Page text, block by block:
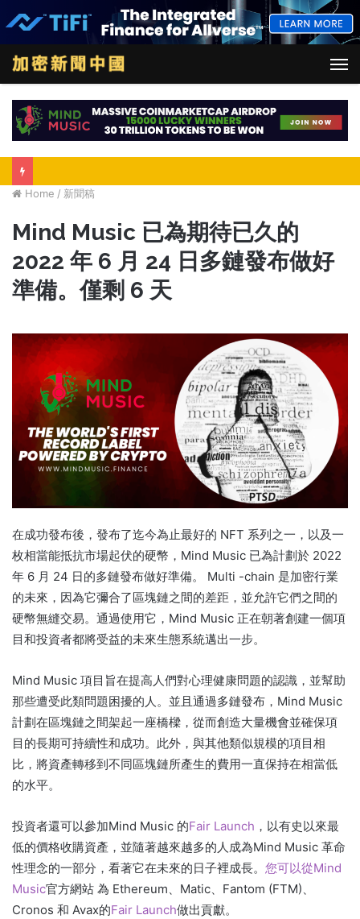
Home / 新聞稿
Mind Music 已為期待已久的
2022 年 6 月 24 日多鏈發布做好
準備。僅剩 6 天
在成功發布後，發布了迄今為止最好的 NFT 系列之一，以及一
枚相當能抵抗市場起伏的硬幣，Mind Music 已為計劃於 2022
年 6 月 24 日的多鏈發布做好準備。 Multi -chain 是加密行業
的未來，因為它彌合了區塊鏈之間的差距，並允許它們之間的
硬幣無縫交易。 通過使用它，Mind Music 正在朝著創建一個項
目和投資者都將受益的未來生態系統邁出一步。
Mind Music 項目旨在提高人們對心理健康問題的認識，並幫助
那些遭受此類問題困擾的人。 並且通過多鏈發布，Mind Music
計劃在區塊鏈之間架起一座橋樑，從而創造大量機會並確保項
目的長期可持續性和成功。 此外，與其他類似規模的項目相
比，將資產轉移到不同區塊鏈所產生的費用一直保持在相當低
的水平。
投資者還可以參加Mind Music 的Fair Launch ，以有史以來最
低的價格收購資產，並隨著越來越多的人成為Mind Music 革命
性理念的一部分，看著它在未來的日子裡成長。 您可以從Mind
Music官方網站 為 Ethereum、Matic、Fantom (FTM)、
Cronos 和 Avax的Fair Launch做出貢獻。